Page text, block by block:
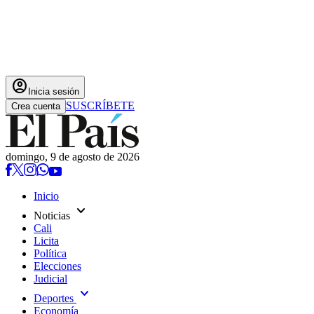
account_circle Inicia sesión
Crea cuenta SUSCRÍBETE
domingo, 9 de agosto de 2026
Inicio
Noticias expand_more
Cali
Licita
Política
Elecciones
Judicial
Deportes expand_more
Economía